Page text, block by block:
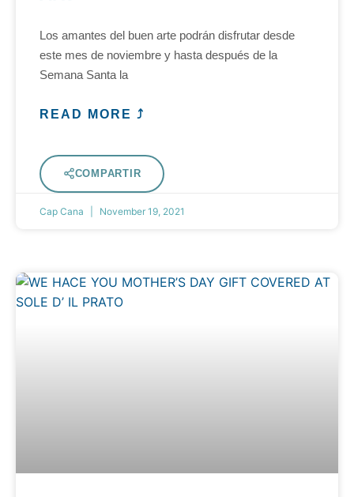
Los amantes del buen arte podrán disfrutar desde
este mes de noviembre y hasta después de la
Semana Santa la
READ MORE ⤴
COMPARTIR
Cap Cana November 19, 2021